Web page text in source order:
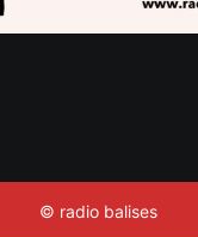
© radio balises